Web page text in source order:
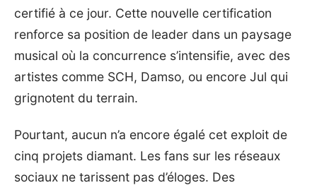
certifié à ce jour. Cette nouvelle certification
renforce sa position de leader dans un paysage
musical où la concurrence s’intensifie, avec des
artistes comme SCH, Damso, ou encore Jul qui
grignotent du terrain.
Pourtant, aucun n’a encore égalé cet exploit de
cinq projets diamant. Les fans sur les réseaux
sociaux ne tarissent pas d’éloges. Des